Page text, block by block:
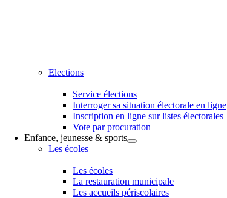
Elections
Service élections
Interroger sa situation électorale en ligne
Inscription en ligne sur listes électorales
Vote par procuration
Enfance, jeunesse & sports
Les écoles
Les écoles
La restauration municipale
Les accueils périscolaires